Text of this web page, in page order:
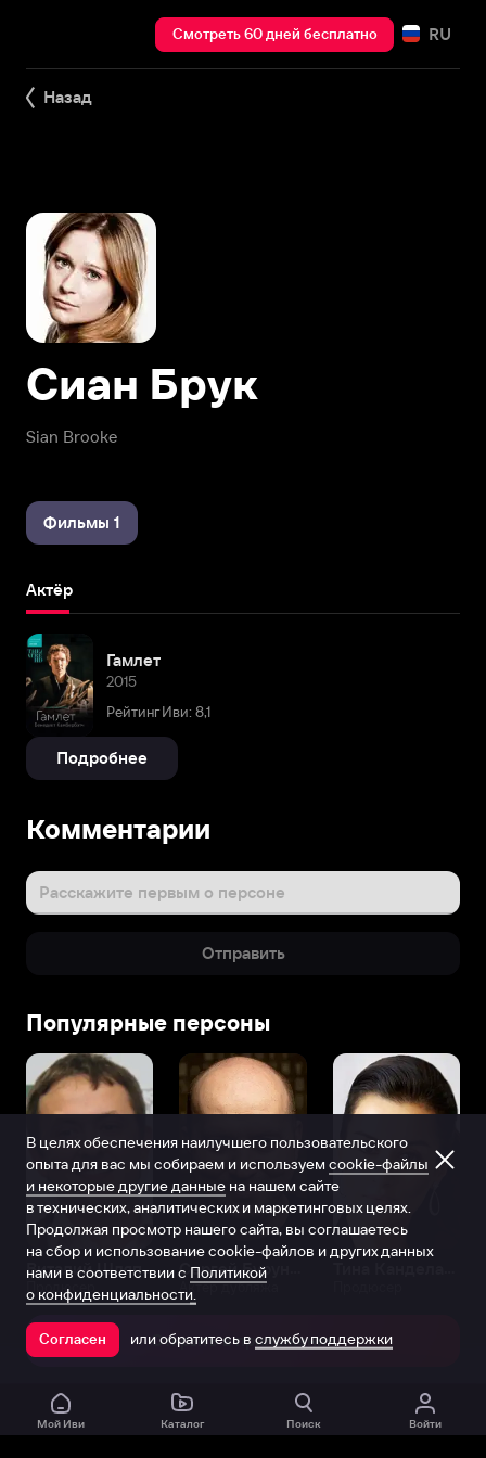
Смотреть 60 дней бесплатно RU
Назад
Sian Brooke
Сиан Брук
Фильмы 1
Актёр
Гамлет
2015
Рейтинг Иви: 8,1
Подробнее
Комментарии
Расскажите первым о персоне
Отправить
Популярные персоны
Виталий Шляппо
Продюсер Актёр дубляжа
Открыть в приложении
Мой Иви Каталог Поиск Войти
В целях обеспечения наилучшего пользовательского
опыта для вас мы собираем и используем cookie-файлы
и некоторые другие данные на нашем сайте
в технических, аналитических и маркетинговых целях.
Продолжая просмотр нашего сайта, вы соглашаетесь
на сбор и использование cookie-файлов и других данных
нами в соответствии с Политикой
о конфиденциальности.
Согласен или обратитесь в службу поддержки